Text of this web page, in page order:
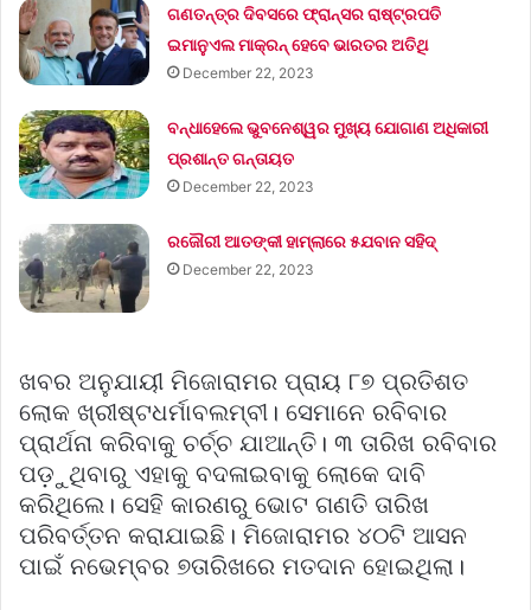
ଗଣତନ୍ତ୍ର ଦିବସରେ ଫ୍ରାନ୍ସର ରାଷ୍ଟ୍ରପତି
ଇମାନୁଏଲ ମାକ୍ରନ୍‌ ହେବେ ଭାରତର ଅତିଥି
December 22, 2023
ବନ୍ଧାହେଲେ ଭୁବନେଶ୍ୱର ମୁଖ୍ୟ ଯୋଗାଣ ଅଧିକାରୀ
ପ୍ରଶାନ୍ତ ଗନ୍ତାୟତ
December 22, 2023
ରଜୌରୀ ଆତଙ୍କୀ ହାମ୍‌ଲାରେ ୫ଯବାନ ସହିଦ୍
December 22, 2023
ଖବର ଅନୁଯାୟୀ ମିଜୋରାମର ପ୍ରାୟ ୮୭ ପ୍ରତିଶତ
ଲୋକ ଖ୍ରୀଷ୍ଟଧର୍ମାବଲମ୍ବୀ। ସେମାନେ ରବିବାର
ପ୍ରାର୍ଥନା କରିବାକୁ ଚର୍ଚ୍ଚ ଯାଆନ୍ତି। ୩ ତାରିଖ ରବିବାର
ପଡ଼ୁଥିବାରୁ ଏହାକୁ ବଦଳାଇବାକୁ ଲୋକେ ଦାବି
କରିଥିଲେ। ସେହି କାରଣରୁ ଭୋଟ ଗଣତି ତାରିଖ
ପରିବର୍ତ୍ତନ କରାଯାଇଛି। ମିଜୋରାମର ୪୦ଟି ଆସନ
ପାଇଁ ନଭେମ୍ବର ୭ତାରିଖରେ ମତଦାନ ହୋଇଥିଲା।